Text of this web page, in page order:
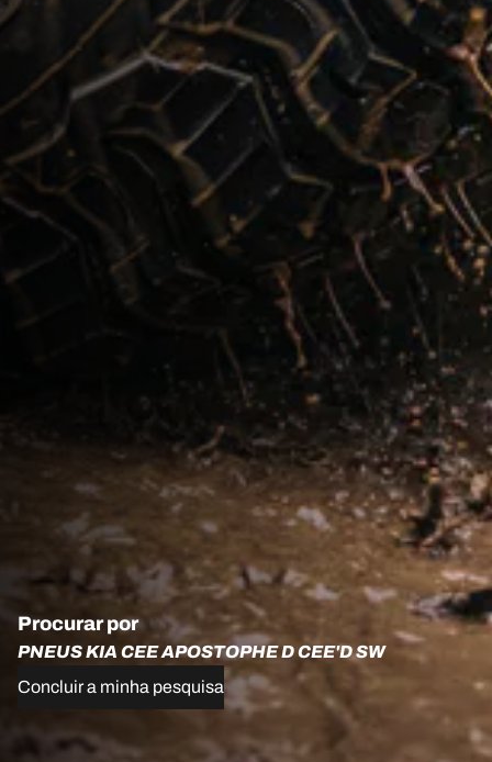
Procurar por
PNEUS KIA CEE APOSTOPHE D CEE'D SW
Concluir a minha pesquisa